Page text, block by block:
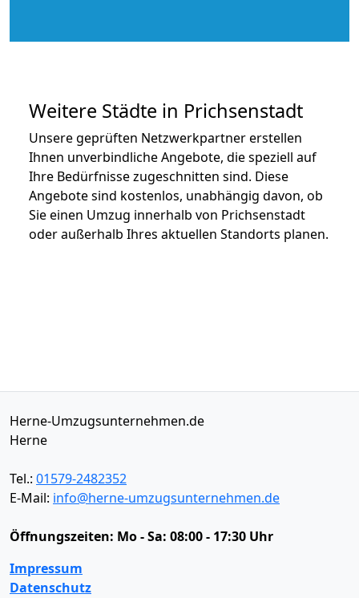
Weitere Städte in Prichsenstadt
Unsere geprüften Netzwerkpartner erstellen
Ihnen unverbindliche Angebote, die speziell auf
Ihre Bedürfnisse zugeschnitten sind. Diese
Angebote sind kostenlos, unabhängig davon, ob
Sie einen Umzug innerhalb von Prichsenstadt
oder außerhalb Ihres aktuellen Standorts planen.
Herne-Umzugsunternehmen.de
Herne
Tel.: 01579-2482352
E-Mail: info@herne-umzugsunternehmen.de
Öffnungszeiten: Mo - Sa: 08:00 - 17:30 Uhr
Impressum
Datenschutz